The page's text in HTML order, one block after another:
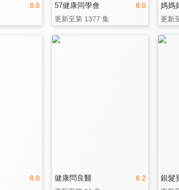
8.0 8.0
57健康同學會
更新至第 1377 集
媽媽
更新
8.0 8.2
健康問良醫 銀髮